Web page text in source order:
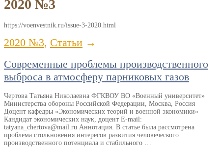
2020 №3
https://voenvestnik.ru/issue-3-2020.html
2020 №3, Статьи →
Современные проблемы производственного
выброса в атмосферу парниковых газов
Чертова Татьяна Николаевна ФГКВОУ ВО «Военный университет»
Министерства обороны Российской Федерации, Москва, Россия
Доцент кафедры «Экономических теорий и военной экономики»
Кандидат экономических наук, доцент E-mail:
tatyana_chertova@mail.ru Аннотация. В статье была рассмотрена
проблема столкновения интересов развития человеческого
производственного потенциала и стабильного …